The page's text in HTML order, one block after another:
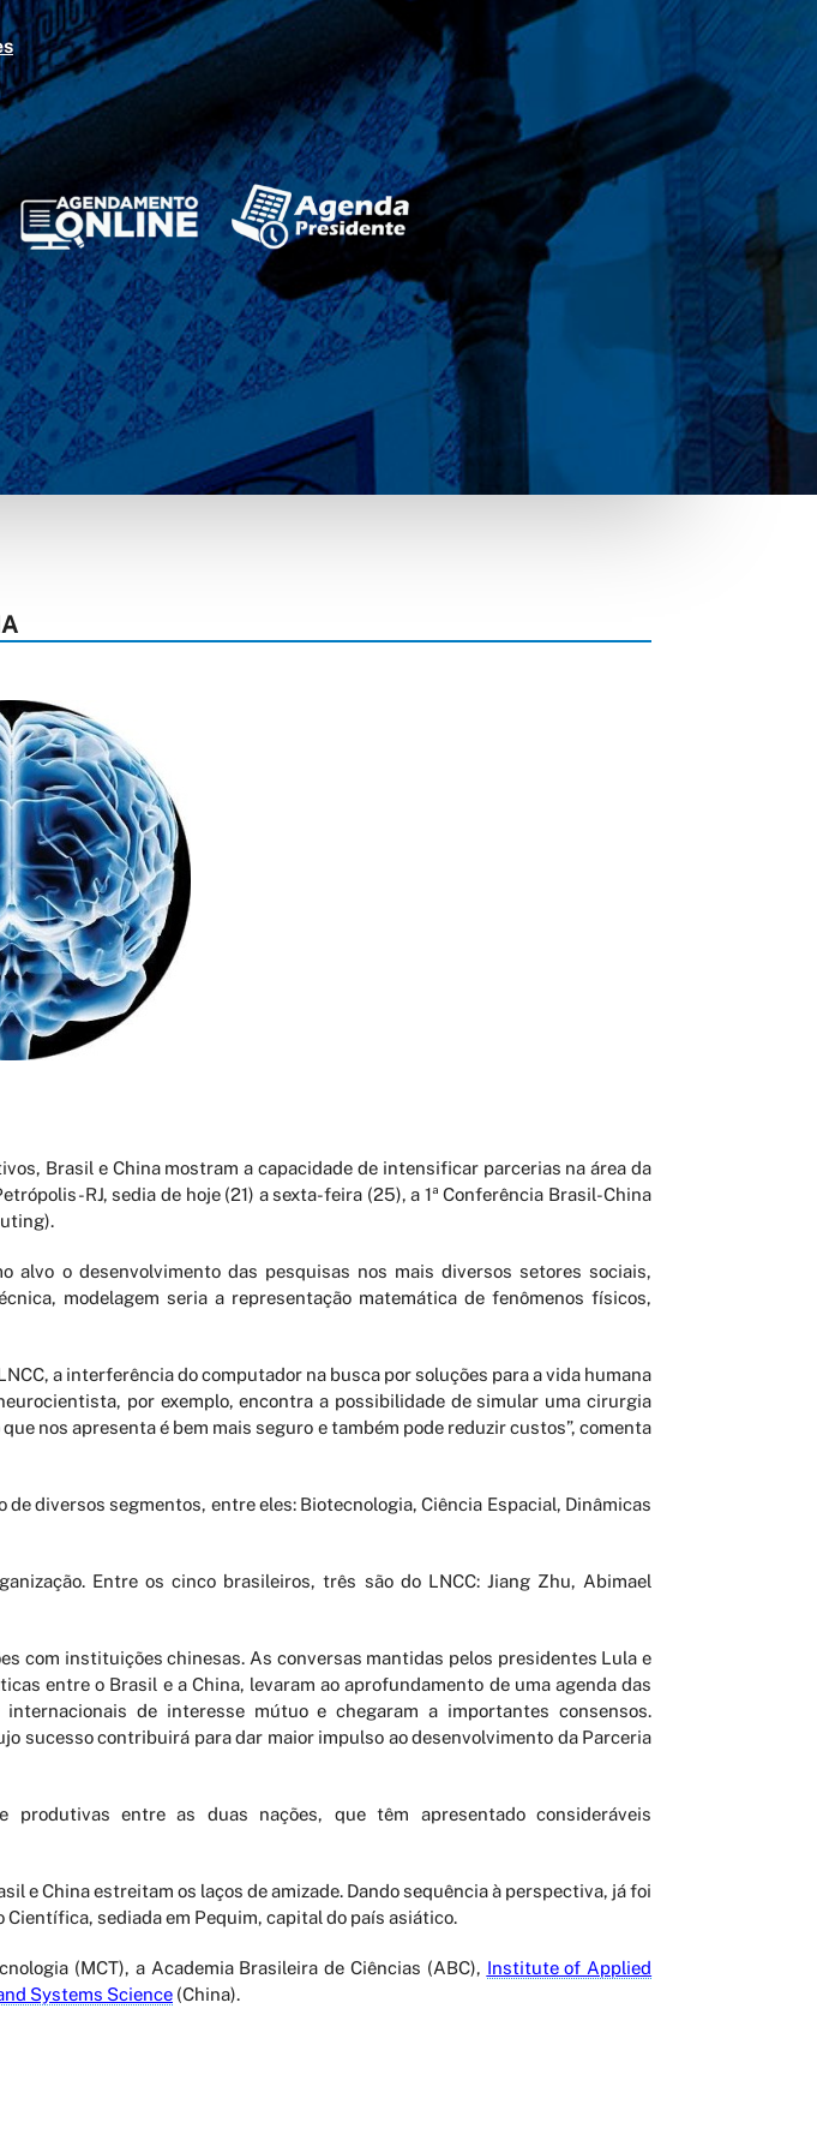
Brasil e China mostram a capacidade de intensificar parcerias na área da
RJ, sedia de hoje (21) a sexta-feira (25), a 1ª Conferência Brasil-China
alvo o desenvolvimento das pesquisas nos mais diversos setores sociais,
modelagem seria a representação matemática de fenômenos físicos,
a interferência do computador na busca por soluções para a vida humana
por exemplo, encontra a possibilidade de simular uma cirurgia
nos apresenta é bem mais seguro e também pode reduzir custos”, comenta
diversos segmentos, entre eles: Biotecnologia, Ciência Espacial, Dinâmicas
Entre os cinco brasileiros, três são do LNCC: Jiang Zhu, Abimael
com instituições chinesas. As conversas mantidas pelos presidentes Lula e
entre o Brasil e a China, levaram ao aprofundamento de uma agenda das
de interesse mútuo e chegaram a importantes consensos.
sucesso contribuirá para dar maior impulso ao desenvolvimento da Parceria
entre as duas nações, que têm apresentado consideráveis
e China estreitam os laços de amizade. Dando sequência à perspectiva, já foi
sediada em Pequim, capital do país asiático.
(MCT), a Academia Brasileira de Ciências (ABC), Institute of Applied
Systems Science(China).